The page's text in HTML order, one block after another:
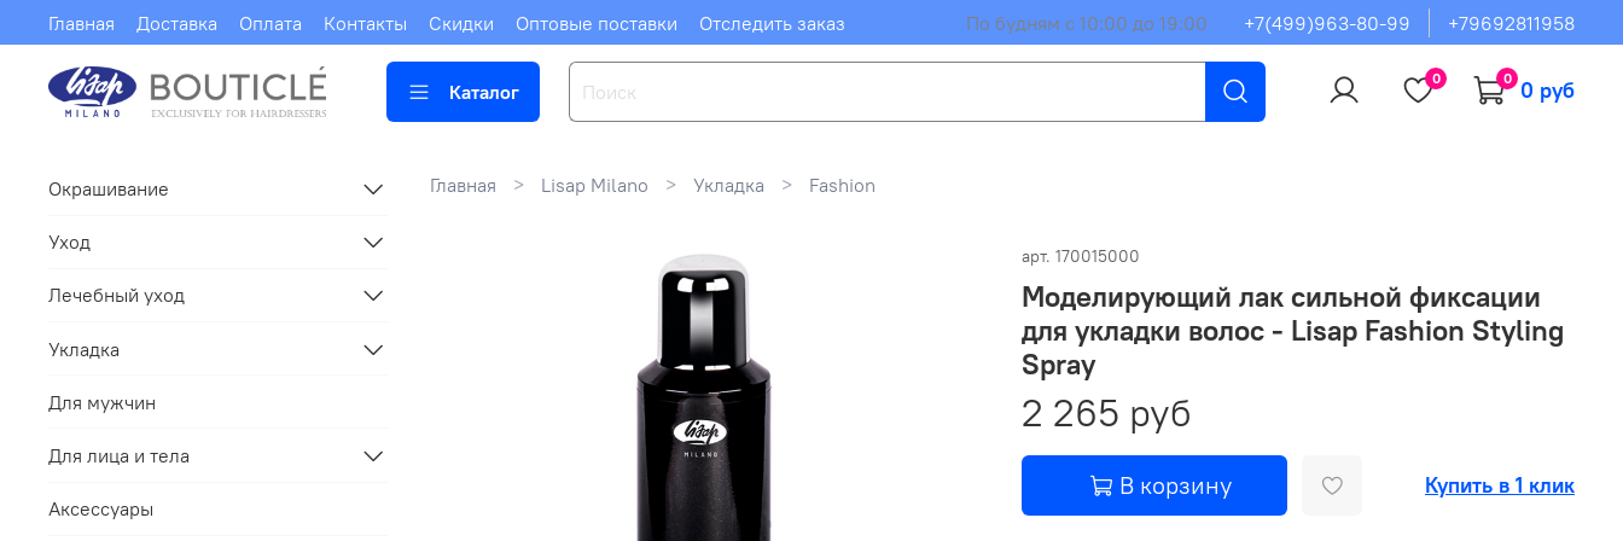
Главная Доставка Оплата Контакты Скидки Оптовые поставки Отследить заказ По будням с 10:00 до 19:00 +7(499)963-80-99 +79692811958
Каталог
0 0 0 руб
Главная Lisap Milano Укладка Fashion
арт. 170015000
Моделирующий лак сильной фиксации
для укладки волос - Lisap Fashion Styling
Spray
2 265 руб
В корзину Купить в 1 клик
Окрашивание
Уход
Лечебный уход
Укладка
Для мужчин
Для лица и тела
Аксессуары